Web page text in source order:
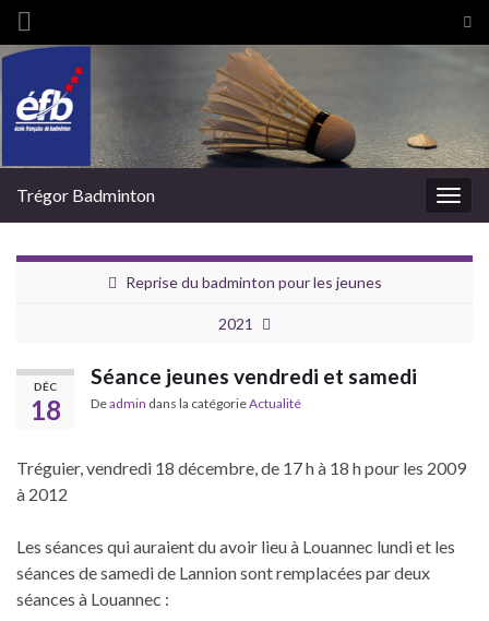
Trégor Badminton
Reprise du badminton pour les jeunes
2021
DÉC
18
Séance jeunes vendredi et samedi
Deadmin dans la catégorieActualité
Tréguier, vendredi 18 décembre, de 17 h à 18 h pour les 2009
à 2012
Les séances qui auraient du avoir lieu à Louannec lundi et les
séances de samedi de Lannion sont remplacées par deux
séances à Louannec :